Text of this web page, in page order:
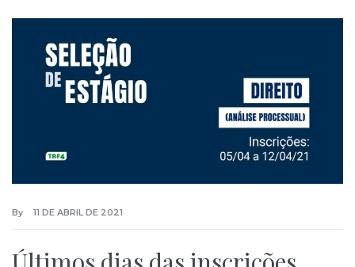
By 11 DE ABRIL DE 2021